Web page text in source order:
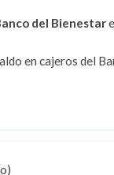
del Bienestar
en cajeros del